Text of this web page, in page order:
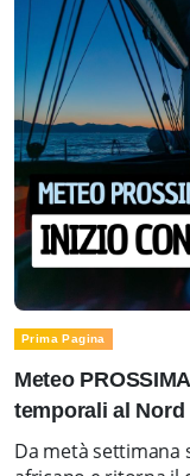
Prima Pagina
Meteo
temporali al Nord
Da metà settimana